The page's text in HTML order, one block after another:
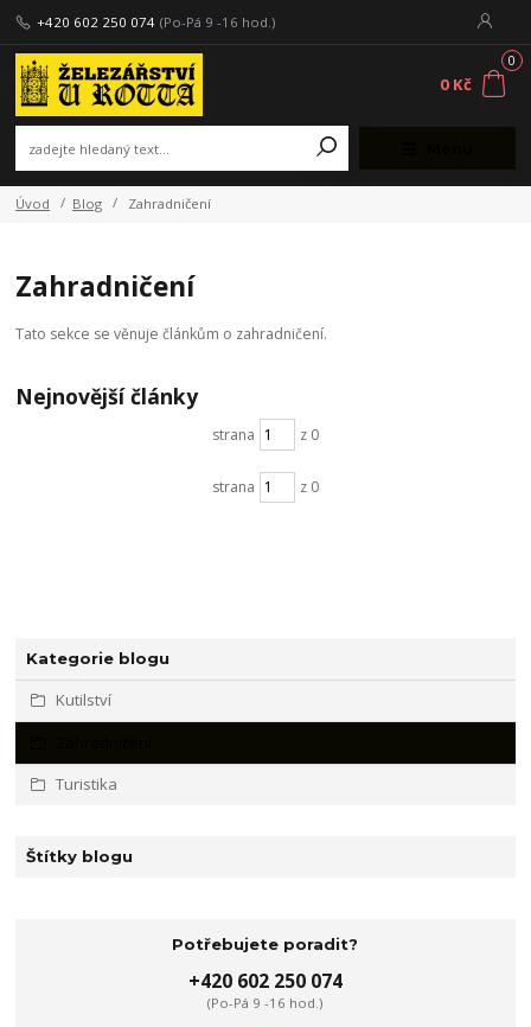
+420 602 250 074 (Po-Pá 9 -16 hod.)
0
0 Kč
Úvod Blog Zahradničení
Kategorie blogu
Kutilství
Turistika
Štítky blogu
Potřebujete poradit?
+420 602 250 074
(Po-Pá 9 -16 hod.)
Zahradničení
Tato sekce se věnuje článkům o zahradničení.
Nejnovější články
strana z 0
strana z 0